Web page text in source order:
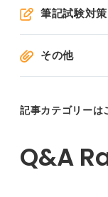
筆記試験対策
その他
記事カテゴリーは